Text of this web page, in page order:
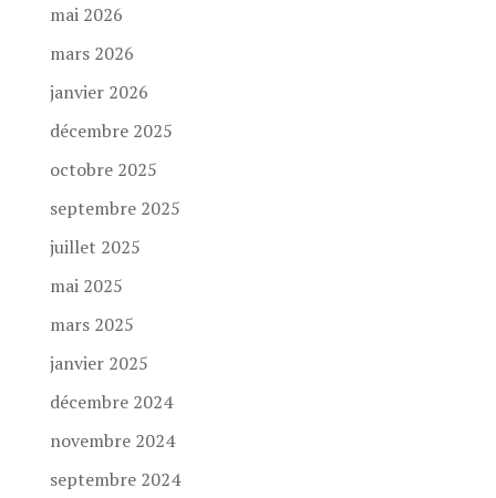
mai 2026
mars 2026
janvier 2026
décembre 2025
octobre 2025
septembre 2025
juillet 2025
mai 2025
mars 2025
janvier 2025
décembre 2024
novembre 2024
septembre 2024